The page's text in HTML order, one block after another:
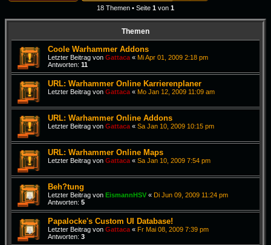
18 Themen • Seite 1 von 1
Themen
Coole Warhammer Addons
Letzter Beitrag von Gattaca « Mi Apr 01, 2009 2:18 pm
Antworten: 11
URL: Warhammer Online Karrierenplaner
Letzter Beitrag von Gattaca « Mo Jan 12, 2009 11:09 am
URL: Warhammer Online Addons
Letzter Beitrag von Gattaca « Sa Jan 10, 2009 10:15 pm
URL: Warhammer Online Maps
Letzter Beitrag von Gattaca « Sa Jan 10, 2009 7:54 pm
Beh?tung
Letzter Beitrag von EismannHSV « Di Jun 09, 2009 11:24 pm
Antworten: 5
Papalocke's Custom UI Database!
Letzter Beitrag von Gattaca « Fr Mai 08, 2009 7:39 pm
Antworten: 3